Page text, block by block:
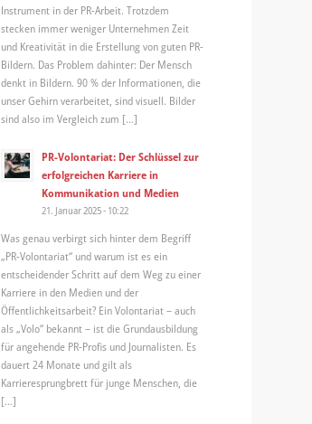
Instrument in der PR-Arbeit. Trotzdem
stecken immer weniger Unternehmen Zeit
und Kreativität in die Erstellung von guten PR-
Bildern. Das Problem dahinter: Der Mensch
denkt in Bildern. 90 % der Informationen, die
unser Gehirn verarbeitet, sind visuell. Bilder
sind also im Vergleich zum […]
PR-Volontariat: Der Schlüssel zur
erfolgreichen Karriere in
Kommunikation und Medien
21. Januar 2025 - 10:22
Was genau verbirgt sich hinter dem Begriff
„PR-Volontariat“ und warum ist es ein
entscheidender Schritt auf dem Weg zu einer
Karriere in den Medien und der
Öffentlichkeitsarbeit? Ein Volontariat – auch
als „Volo“ bekannt – ist die Grundausbildung
für angehende PR-Profis und Journalisten. Es
dauert 24 Monate und gilt als
Karrieresprungbrett für junge Menschen, die
[…]